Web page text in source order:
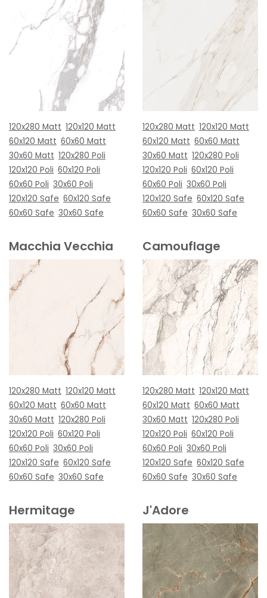
120x280 Matt 120x120 Matt
60x120 Matt 60x60 Matt
30x60 Matt 120x280 Poli
120x120 Poli 60x120 Poli
60x60 Poli 30x60 Poli
120x120 Safe 60x120 Safe
60x60 Safe 30x60 Safe
120x280 Matt 120x120 Matt
60x120 Matt 60x60 Matt
30x60 Matt 120x280 Poli
120x120 Poli 60x120 Poli
60x60 Poli 30x60 Poli
120x120 Safe 60x120 Safe
60x60 Safe 30x60 Safe
Macchia Vecchia
120x280 Matt 120x120 Matt
60x120 Matt 60x60 Matt
30x60 Matt 120x280 Poli
120x120 Poli 60x120 Poli
60x60 Poli 30x60 Poli
120x120 Safe 60x120 Safe
60x60 Safe 30x60 Safe
Camouflage
120x280 Matt 120x120 Matt
60x120 Matt 60x60 Matt
30x60 Matt 120x280 Poli
120x120 Poli 60x120 Poli
60x60 Poli 30x60 Poli
120x120 Safe 60x120 Safe
60x60 Safe 30x60 Safe
Hermitage J'Adore